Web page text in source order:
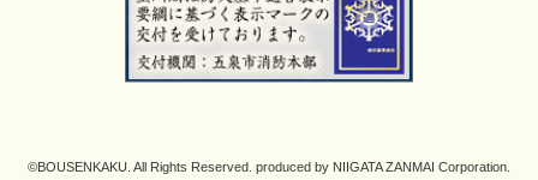
©BOUSENKAKU. All Rights Reserved. produced by NIIGATA ZANMAI Corporation.